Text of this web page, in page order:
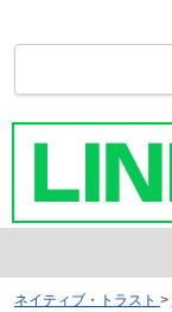
ネイティブ・トラスト >